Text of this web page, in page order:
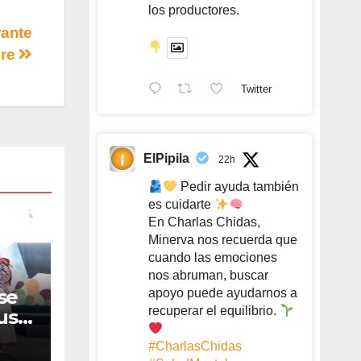
los productores.
Twitter
ElPipila 22h
Pedir ayuda también
es cuidarte
En Charlas Chidas,
Minerva nos recuerda que
cuando las emociones
nos abruman, buscar
apoyo puede ayudarnos a
recuperar el equilibrio.
#CharlasChidas